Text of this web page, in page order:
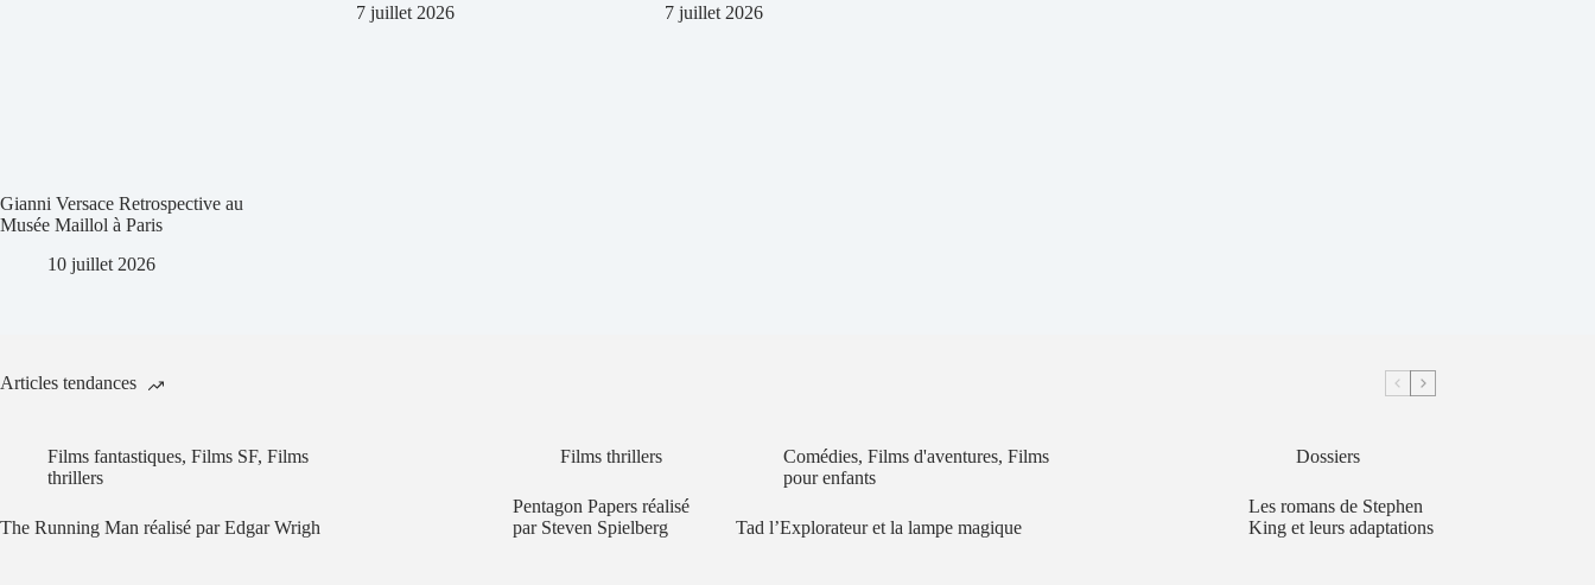
Gianni Versace Retrospective au
Musée Maillol à Paris
10 juillet 2026
7 juillet 2026
7 juillet 2026
Articles tendances
Films fantastiques, Films SF, Films
thrillers
The Running Man réalisé par Edgar Wrigh
Films thrillers
Pentagon Papers réalisé
par Steven Spielberg
Comédies, Films d'aventures, Films
pour enfants
Tad l’Explorateur et la lampe magique
Dossiers
Les romans de Stephen
King et leurs adaptations